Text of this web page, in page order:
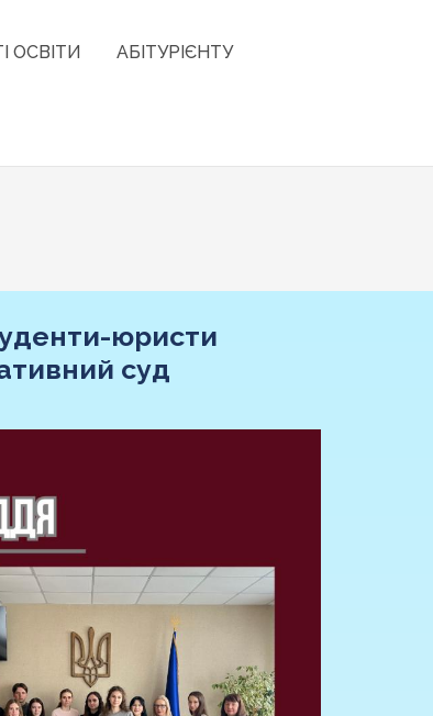
ОСВІТИ АБІТУРІЄНТУ
юристи
суд